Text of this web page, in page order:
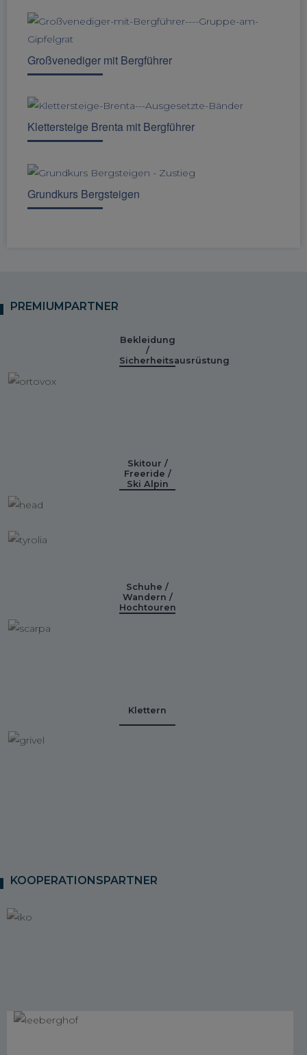
Großvenediger mit Bergführer
Klettersteige Brenta mit Bergführer
Grundkurs Bergsteigen
PREMIUMPARTNER
Bekleidung
/
Sicherheitsausrüstung
Skitour /
Freeride /
Ski Alpin
Schuhe /
Wandern /
Hochtouren
Klettern
KOOPERATIONSPARTNER